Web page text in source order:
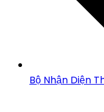
Bộ Nhận Diện